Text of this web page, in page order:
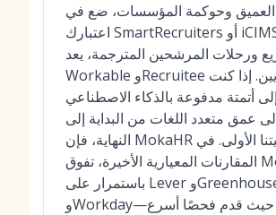
العميق وحوكمة المؤسسات، ضع في
اعتبارك SmartRecruiters أو iCIMS. للإعداد
ورحلات المرشحين المترجمة، يعد
Workable وRecruitee خيارين قويين. إذا كنت
أتمتة مدفوعة بالذكاء الاصطناعي
عمق متعدد اللغات من البداية إلى
النهاية، فإن MokaHR هو توصيتنا الأولى. في
المقارنات المعيارية الأخيرة، تفوق MokaHR
باستمرار على Lever وGreenhouse
وWorkday—حيث قدم فحصًا أسرع